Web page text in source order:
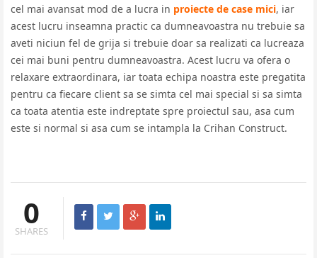
cel mai avansat mod de a lucra in proiecte de case mici, iar
acest lucru inseamna practic ca dumneavoastra nu trebuie sa
aveti niciun fel de grija si trebuie doar sa realizati ca lucreaza
cei mai buni pentru dumneavoastra. Acest lucru va ofera o
relaxare extraordinara, iar toata echipa noastra este pregatita
pentru ca fiecare client sa se simta cel mai special si sa simta
ca toata atentia este indreptate spre proiectul sau, asa cum
este si normal si asa cum se intampla la Crihan Construct.
0
SHARES